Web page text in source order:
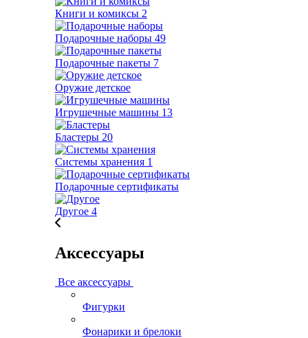
Книги и комиксы 2
Подарочные наборы 49
Подарочные пакеты 7
Оружие детское
Игрушечные машины 13
Бластеры 20
Системы хранения 1
Подарочные сертификаты
Другое 4
Аксессуары
Все аксессуары
Фигурки
Фонарики и брелоки